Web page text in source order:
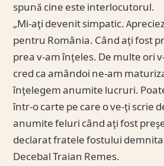
spună cine este interlocutorul.
„Mi-aţi devenit simpatic.
pentru România. Când aţi fost
prea v-am înţeles. De multe ori
cred ca amândoi ne-am
înţelegem anumite lucruri.
într-o carte pe care o ve-ţi scrie
anumite feluri când aţi fost
declarat fratele fostului
Decebal Traian Remes.